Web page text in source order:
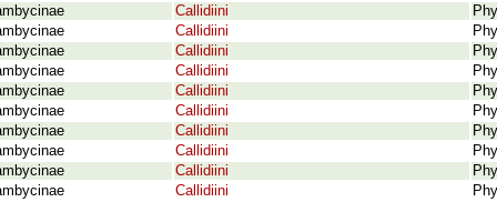
Callidiini
Callidiini
Callidiini
Callidiini
Callidiini
Callidiini
Callidiini
Callidiini
Callidiini
Callidiini